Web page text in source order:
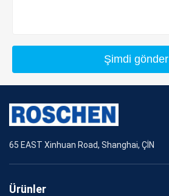
Şimdi gönder
65 EAST Xinhuan Road, Shanghai, ÇİN
Ürünler